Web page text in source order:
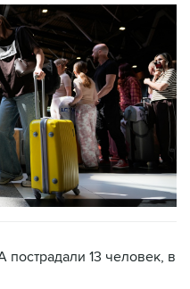
13 человек, в